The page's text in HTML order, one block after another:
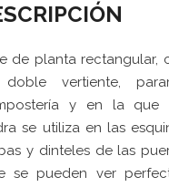
de planta rectangular,
vertiente,
y en la
se utiliza en las
y dinteles de las
se pueden ver